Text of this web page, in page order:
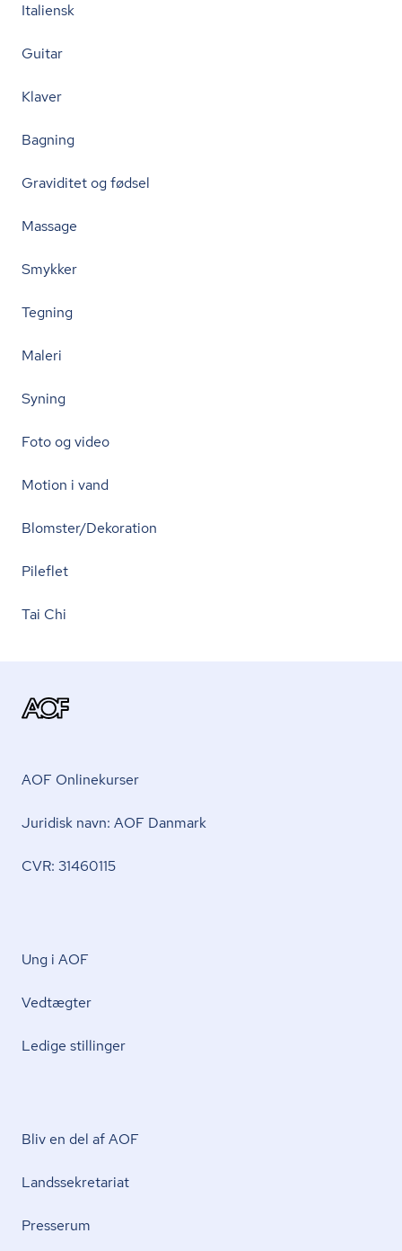
Italiensk
Guitar
Klaver
Bagning
Graviditet og fødsel
Massage
Smykker
Tegning
Maleri
Syning
Foto og video
Motion i vand
Blomster/Dekoration
Pileflet
Tai Chi
AOF Onlinekurser
Juridisk navn: AOF Danmark
CVR: 31460115
Ung i AOF
Vedtægter
Ledige stillinger
Bliv en del af AOF
Lands­se­kre­ta­ri­at
Presserum